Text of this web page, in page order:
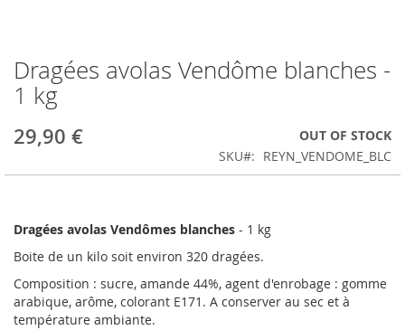
Skip
to
the
of
images
Dragées avolas Vendôme blanches -
1 kg
29,90 €
OUT OF STOCK
SKU
REYN_VENDOME_BLC
Dragées avolas Vendômes blanches - 1 kg
Boite de un kilo soit environ 320 dragées.
Composition : sucre, amande 44%, agent d'enrobage : gomme
arabique, arôme, colorant E171. A conserver au sec et à
température ambiante.